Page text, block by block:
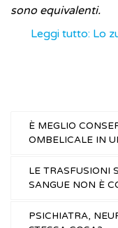
sono equivalenti.
Leggi tutto: Lo
È MEGLIO
OMBELICALE IN
LE TRASFUSIONI
SANGUE NON È
PSICHIATRA,